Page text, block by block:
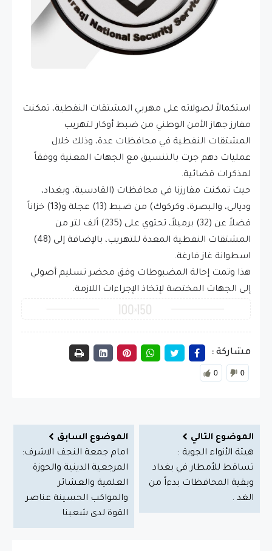
استكمالاً لصولاته على مهربي المشتقات النفطية، تمكنت
مفارز جهاز الأمن الوطني من ضبط أوكار لتهريب
المشتقات النفطية في محافظات عدة، وذلك خلال
عمليات دهم جرت بالتنسيق مع الجهات المعنية ووفقاً
لمذكرات قضائية.
حيث تمكنت مفارزنا في محافظات (القادسية، وبغداد،
وديالى، والبصرة، وكركوك) من ضبط (13) عجلة و(13) خزاناً
فضلاً عن (32) برميلاً، تحتوي على (235) ألف لتر من
المشتقات النفطية المعدة للتهريب، بالإضافة إلى (48)
اسطوانة غاز فارغة.
هذا وتمت إحالة المضبوطات وفق محضر تسليم أصولي
إلى الجهات المختصة لإتخاذ الإجراءات اللازمة.
مشاركة :
0 0
الموضوع التالي
هيئة الأنواء الجوية :
تساقط للأمطار في بغداد
وبقية المحافظات بدءاً من
الغد .
الموضوع السابق
امام جمعة النجف الاشرف:
المرجعية الدينية والحوزة
العلمية والعشائر
والمواكب الحسينة عناصر
القوة لدى شعبنا